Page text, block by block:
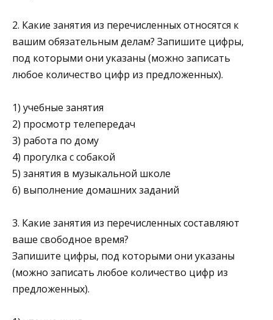
2. Какие занятия из перечисленных относятся к
вашим обяза­тельным делам? Запишите цифры,
под которыми они ука­заны (можно записать
любое количество цифр из предло­женных).
1) учебные занятия
2) просмотр телепередач
3) работа по дому
4) прогулка с собакой
5) занятия в музыкальной школе
6) выполнение домашних заданий
3. Какие занятия из перечисленных составляют
ваше свобод­ное время?
Запишите цифры, под которыми они указаны
(можно запи­сать любое количество цифр из
предложенных).